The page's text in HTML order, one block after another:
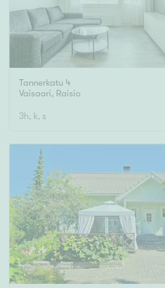
Tannerkatu 4
Vaisaari, Raisio
3h, k, s